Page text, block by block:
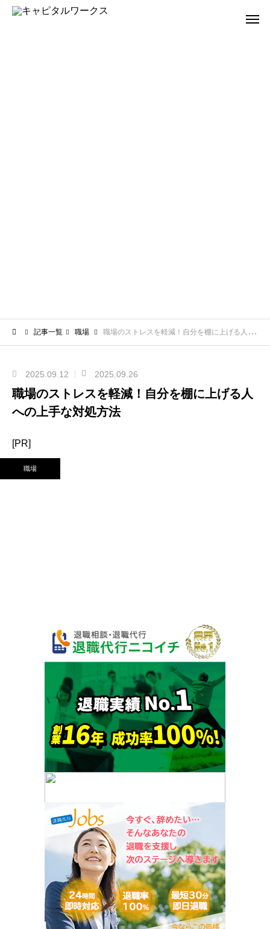
記事一覧 職場 職場のストレスを軽減！自分を棚に上げる人への上手な対処方法
2025.09.12 2025.09.26
職場のストレスを軽減！自分を棚に上げる人
への上手な対処方法
[PR]
職場